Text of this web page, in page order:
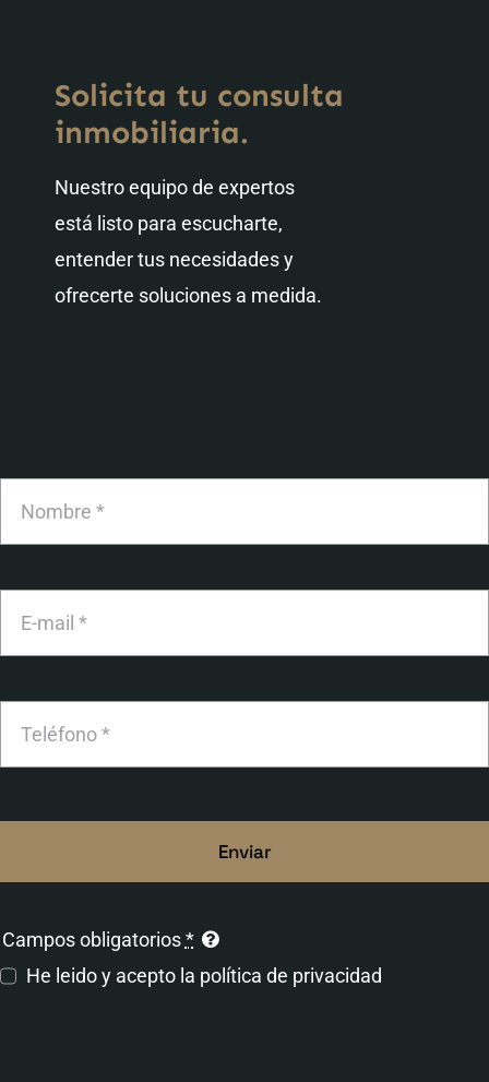
Solicita tu consulta
inmobiliaria.
Nuestro equipo de expertos
está listo para escucharte,
entender tus necesidades y
ofrecerte soluciones a medida.
Enviar
Campos obligatorios*
He leido y acepto la política de privacidad